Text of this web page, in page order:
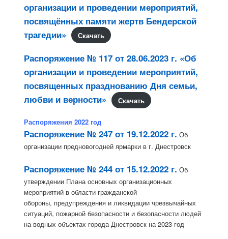
организации и проведении мероприятий,
посвящённых памяти жертв Бендерской
трагедии»
Скачать
Распоряжение № 117 от 28.06.2023 г. «Об
организации и проведении мероприятий,
посвященных празднованию Дня семьи,
любви и верности»
Скачать
Распоряжения 2022 год
Распоряжение № 247 от 19.12.2022 г. Об
организации предновогодней ярмарки в г. Днестровск
Распоряжение № 244 от 15.12.2022 г. Об
утверждении Плана основных организационных
мероприятий в области гражданской
обороны, предупреждения и ликвидации чрезвычайных
ситуаций, пожарной безопасности и безопасности людей
на водных объектах города Днестровск на 2023 год